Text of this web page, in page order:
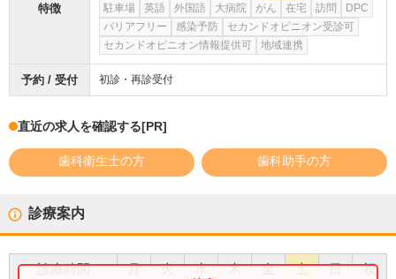
特徴
駐車場
英語 外国語 大病院 がん 在宅 訪問
DPC
バリアフリー
感染予防
セカンドオピニオン受診可
セカンドオピニオン情報提供可
地域連携
予約 / 受付 初診・再診受付
直近の求人を確認する[PR]
歯科衛生士の方 歯科助手の方
診療案内
診療時間 月 火 水 木 金 土 日 祝